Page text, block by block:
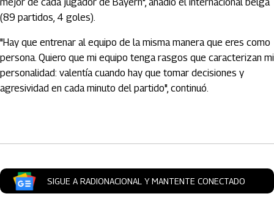
(89 partidos, 4 goles).
"Hay que entrenar al equipo de la misma manera que eres como
persona. Quiero que mi equipo tenga rasgos que caracterizan mi
personalidad: valentía cuando hay que tomar decisiones y
agresividad en cada minuto del partido", continuó.
SIGUE A RADIONACIONAL Y MANTENTE CONECTADO